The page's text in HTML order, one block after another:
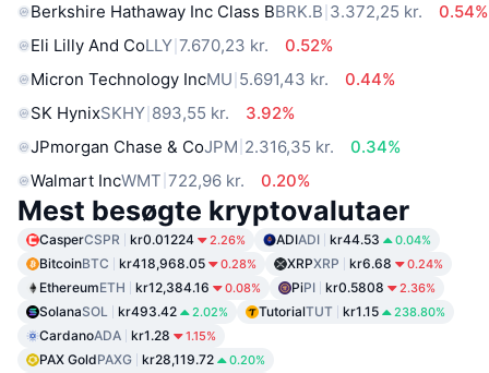
Berkshire Hathaway Inc Class BBRK.B 3.372,25 kr.
0.54%
Eli Lilly And CoLLY 7.670,23 kr.
0.52%
Micron Technology IncMU 5.691,43 kr.
0.44%
SK HynixSKHY 893,55 kr.
3.92%
JPmorgan Chase & CoJPM 2.316,35 kr.
0.34%
Walmart IncWMT 722,96 kr. 0.20%
Mest besøgte kryptovalutaer
CasperCSPR kr0.01224 2.26% ADIADI kr44.53 0.04%
BitcoinBTC kr418,968.05 0.28% XRPXRP kr6.68 0.24%
EthereumETH kr12,384.16 0.08% PiPI kr0.5808 2.36%
SolanaSOL kr493.42 2.02% TutorialTUT kr1.15 238.80%
CardanoADA kr1.28 1.15%
PAX GoldPAXG kr28,119.72 0.20%